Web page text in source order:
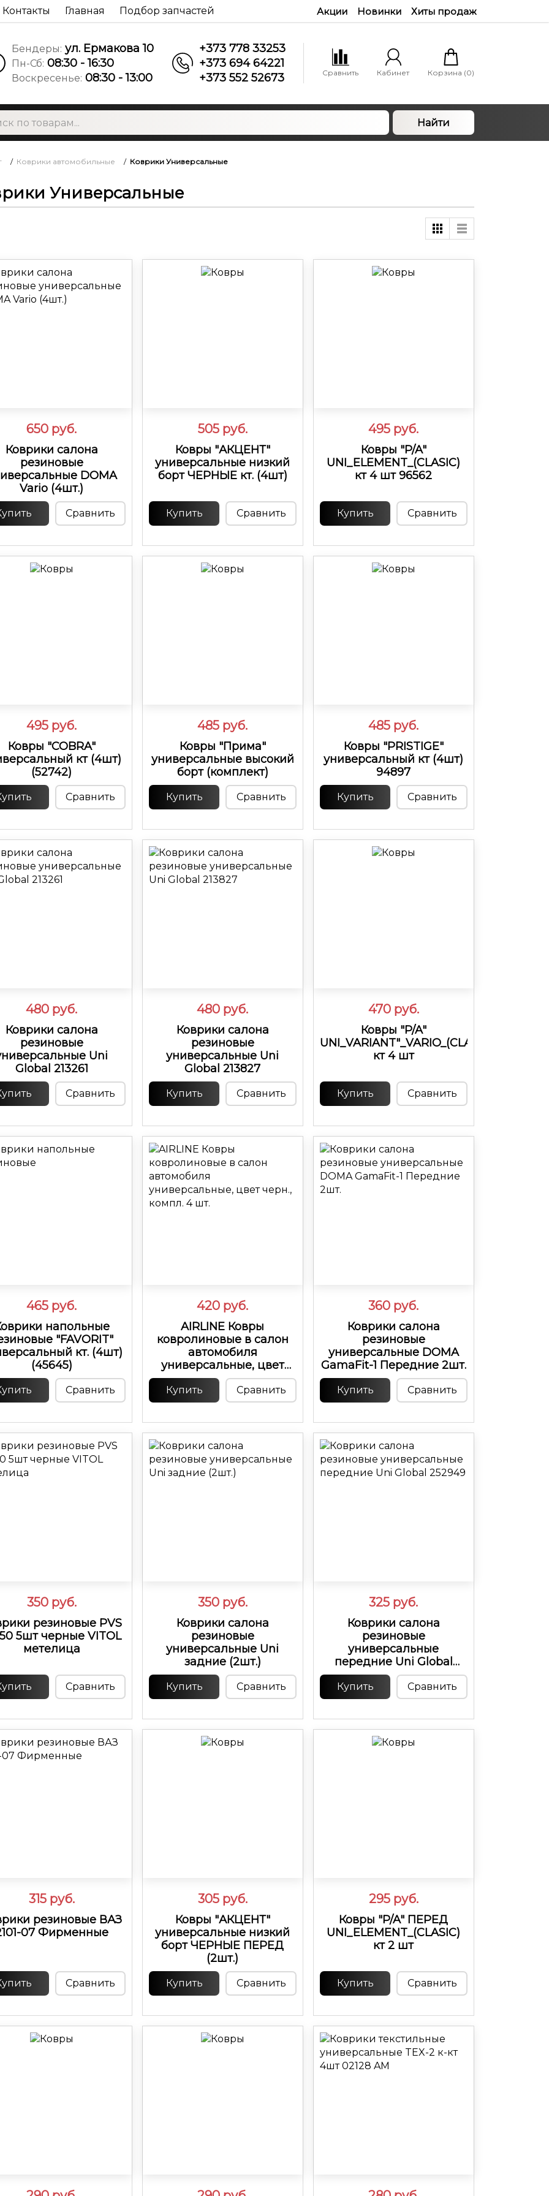
Контакты Главная Подбор запчастей Акции Новинки Хиты продаж
Бендеры: ул. Ермакова 10
Пн-Сб: 08:30 - 16:30
Воскресенье: 08:30 - 13:00
+373 778 33253
+373 694 64221
+373 552 52673
Сравнить Кабинет Корзина (0)
Найти
/ Коврики автомобильные / Коврики Универсальные
Универсальные
650 руб.
Коврики салона
резиновые
DOMA
Vario (4шт.)
Сравнить
505 руб.
Ковры "АКЦЕНТ"
универсальные низкий
борт ЧЕРНЫЕ кт. (4шт)
Купить Сравнить
495 руб.
Ковры "P/A"
UNI_ELEMENT_(CLASIC)
кт 4 шт 96562
Купить Сравнить
495 руб.
Ковры "COBRA"
кт (4шт)
(52742)
Сравнить
485 руб.
Ковры "Прима"
универсальные высокий
борт (комплект)
Купить Сравнить
485 руб.
Ковры "PRISTIGE"
универсальный кт (4шт)
94897
Купить Сравнить
480 руб.
Коврики салона
резиновые
Uni
Global 213261
Сравнить
480 руб.
Коврики салона
резиновые
универсальные Uni
Global 213827
Купить Сравнить
470 руб.
Ковры "P/A"
UNI_VARIANT"_VARIO_(CLASIC)
кт 4 шт
Купить Сравнить
465 руб.
напольные
"FAVORIT"
кт. (4шт)
(45645)
Сравнить
420 руб.
AIRLINE Ковры
ковролиновые в салон
автомобиля
универсальные, цвет
черн., компл. 4 шт.
Купить Сравнить
360 руб.
Коврики салона
резиновые
универсальные DOMA
GamaFit-1 Передние 2шт.
Купить Сравнить
350 руб.
резиновые PVS
5шт черные VITOL
метелица
Сравнить
350 руб.
Коврики салона
резиновые
универсальные Uni
задние (2шт.)
Купить Сравнить
325 руб.
Коврики салона
резиновые
универсальные
передние Uni Global
252949
Купить Сравнить
315 руб.
резиновые ВАЗ
07 Фирменные
Сравнить
305 руб.
Ковры "АКЦЕНТ"
универсальные низкий
борт ЧЕРНЫЕ ПЕРЕД
(2шт.)
Купить Сравнить
295 руб.
Ковры "P/A" ПЕРЕД
UNI_ELEMENT_(CLASIC)
кт 2 шт
Купить Сравнить